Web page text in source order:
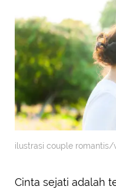
ilustrasi couple
Cinta sejati adalah